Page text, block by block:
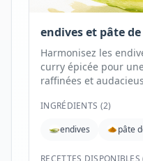
endives et pâte
Harmonisez les
curry épicée pour
raffinées et
INGRÉDIENTS (2)
endives
pâte
RECETTES DISPONIBLES